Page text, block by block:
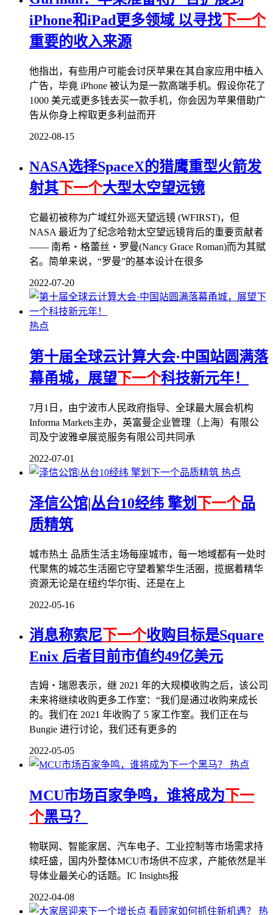
iPhone和iPad更多领域 以寻找下一个
重要的收入来源
他指出，有些用户可能会讨厌苹果在其自家应用中植入
广告，毕竟 iPhone 被认为是一款高端手机。假设你花了
1000 美元或更多钱去买一款手机，你会因为苹果借助广
告从你身上榨取更多利益而开
2022-08-15
NASA选择SpaceX的猎鹰重型火箭发
射其下一个大型太空望远镜
它最初被称为广域红外巡天望远镜 (WFIRST)，但
NASA 最近为了纪念哈勃太空望远镜背后的重要贡献者
—— 南希・格蕾丝・罗曼(Nancy Grace Roman)而为其赋
名。简单来说，“罗曼”的基本设计在很多
2022-07-20
热点
第十届全球云计算大会·中国站圆满落
幕甬城，展望下一个科技新元年！
7月1日，由宁波市人民政府指导、全球最大展会机构
Informa Markets主办，英富曼企业管理（上海）有限公
司及宁波雅卓展览服务有限公司共同承
2022-07-01
热点
泽信公馆|丛台10经纬 擎划 下一个品
质精筑
城市热土 品质生活主场每座城市，每一地域都有一处时
代聚焦的城芯生活圈它守望着繁华生活圈，揽据着精华
资源无论是在纽约华尔街、还是在上
2022-05-16
消息称索尼下一个收购目标是Square
Enix 后者目前市值约49亿美元
吉姆・瑞恩表示，继 2021 年的大规模收购之后，该公司
未来将继续收购更多工作室：“我们是通过收购来成长
的。我们在 2021 年收购了 5 家工作室。我们正在与
Bungie 进行讨论，我们还有更多的
2022-05-05
热点
MCU市场百家争鸣，谁将成为 下一
个黑马？
物联网、智能家居、汽车电子、工业控制等市场需求持
续旺盛，国内外整体MCU市场供不应求，产能依然是半
导体业最关心的话题。IC Insights报
2022-04-08
热